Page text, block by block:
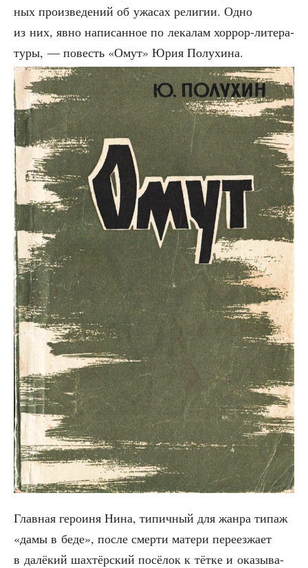
ных про­из­ве­де­ний об ужа­сах рели­гии. Одно
из них, явно напи­сан­ное по лека­лам хор­рор-лите­ра­
ту­ры, — повесть «Омут» Юрия Полу­хи­на.
Глав­ная геро­и­ня Нина, типич­ный для жан­ра типаж
«дамы в беде», после смер­ти мате­ри пере­ез­жа­ет
в далё­кий шах­тёр­ский посё­лок к тёт­ке и ока­зы­ва­